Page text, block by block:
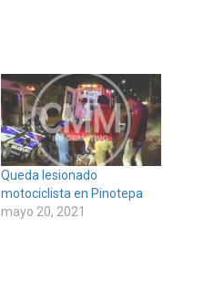
Queda lesionado
motociclista en Pinotepa
mayo 20, 2021